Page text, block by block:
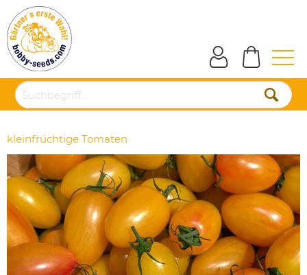
kleinfrüchtige Tomaten